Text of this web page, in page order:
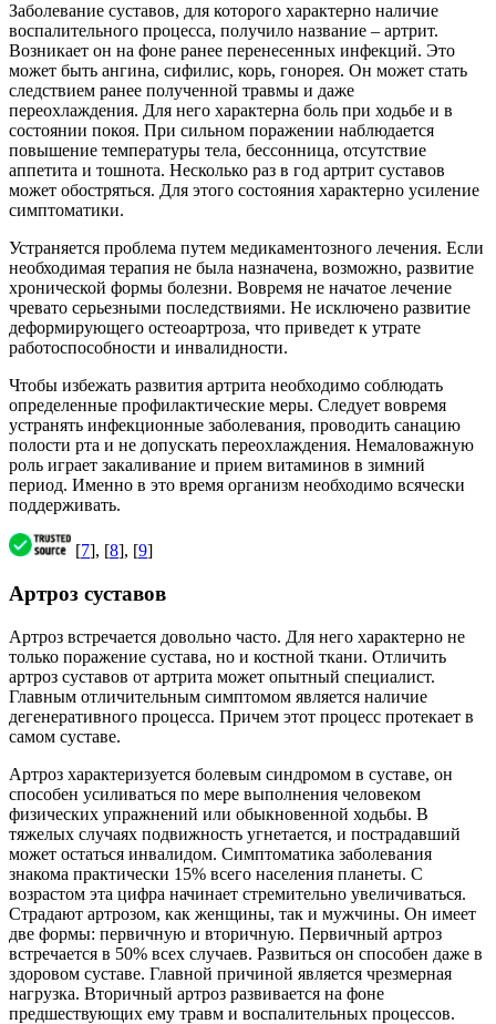
Заболевание суставов, для которого характерно наличие
воспалительного процесса, получило название – артрит.
Возникает он на фоне ранее перенесенных инфекций. Это
может быть ангина, сифилис, корь, гонорея. Он может стать
следствием ранее полученной травмы и даже
переохлаждения. Для него характерна боль при ходьбе и в
состоянии покоя. При сильном поражении наблюдается
повышение температуры тела, бессонница, отсутствие
аппетита и тошнота. Несколько раз в год артрит суставов
может обостряться. Для этого состояния характерно усиление
симптоматики.
Устраняется проблема путем медикаментозного лечения. Если
необходимая терапия не была назначена, возможно, развитие
хронической формы болезни. Вовремя не начатое лечение
чревато серьезными последствиями. Не исключено развитие
деформирующего остеоартроза, что приведет к утрате
работоспособности и инвалидности.
Чтобы избежать развития артрита необходимо соблюдать
определенные профилактические меры. Следует вовремя
устранять инфекционные заболевания, проводить санацию
полости рта и не допускать переохлаждения. Немаловажную
роль играет закаливание и прием витаминов в зимний
период. Именно в это время организм необходимо всячески
поддерживать.
[7], [8], [9]
Артроз суставов
Артроз встречается довольно часто. Для него характерно не
только поражение сустава, но и костной ткани. Отличить
артроз суставов от артрита может опытный специалист.
Главным отличительным симптомом является наличие
дегенеративного процесса. Причем этот процесс протекает в
самом суставе.
Артроз характеризуется болевым синдромом в суставе, он
способен усиливаться по мере выполнения человеком
физических упражнений или обыкновенной ходьбы. В
тяжелых случаях подвижность угнетается, и пострадавший
может остаться инвалидом. Симптоматика заболевания
знакома практически 15% всего населения планеты. С
возрастом эта цифра начинает стремительно увеличиваться.
Страдают артрозом, как женщины, так и мужчины. Он имеет
две формы: первичную и вторичную. Первичный артроз
встречается в 50% всех случаев. Развиться он способен даже в
здоровом суставе. Главной причиной является чрезмерная
нагрузка. Вторичный артроз развивается на фоне
предшествующих ему травм и воспалительных процессов.